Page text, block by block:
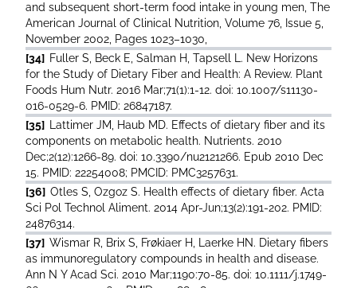
and subsequent short-term food intake in young men, The
American Journal of Clinical Nutrition, Volume 76, Issue 5,
November 2002, Pages 1023–1030,
[34] Fuller S, Beck E, Salman H, Tapsell L. New Horizons
for the Study of Dietary Fiber and Health: A Review. Plant
Foods Hum Nutr. 2016 Mar;71(1):1-12. doi: 10.1007/s11130-
016-0529-6. PMID: 26847187.
[35]
Lattimer JM, Haub MD. Effects of dietary fiber and its
components on metabolic health. Nutrients. 2010
Dec;2(12):1266-89. doi: 10.3390/nu2121266. Epub 2010 Dec
15. PMID: 22254008; PMCID: PMC3257631.
[36] Otles S, Ozgoz S. Health effects of dietary fiber. Acta
Sci Pol Technol Aliment. 2014 Apr-Jun;13(2):191-202. PMID:
24876314.
[37] Wismar R, Brix S, Frøkiaer H, Laerke HN. Dietary fibers
as immunoregulatory compounds in health and disease.
Ann N Y Acad Sci. 2010 Mar;1190:70-85. doi: 10.1111/j.1749-